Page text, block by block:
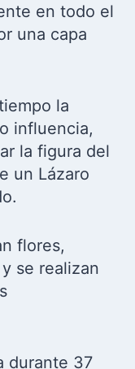
en todo el
una capa
la
influencia,
la figura del
un Lázaro
flores,
se realizan
durante 37